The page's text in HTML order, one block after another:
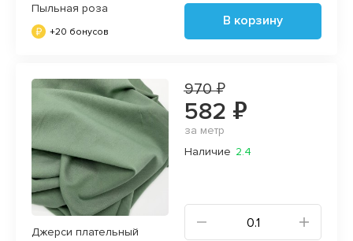
Пыльная роза
+20 бонусов
В корзину
Джерси плательный
970 ₽
582 ₽
за метр
Наличие 2.4